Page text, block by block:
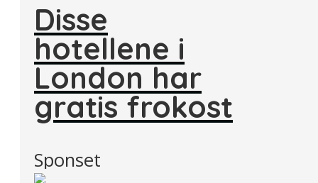
Disse
hotellene i
London har
gratis frokost
Sponset